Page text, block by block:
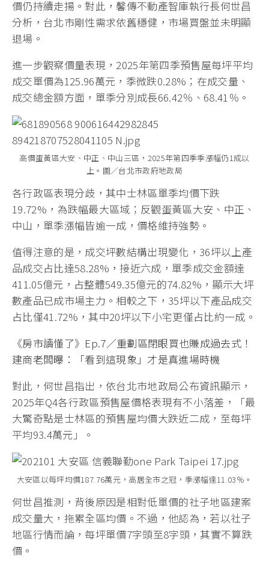
價仍持續走揚。對此，馨傳不動產智庫執行長何世昌
分析，台北市剛性需求依舊穩健，市場買盤並未明顯
退場。
進一步觀察價量表現，2025年第四季預售屋每坪平均
成交單價為125.96萬元，季微跌0.28%；在成交量、
成交總金額方面，單季分別成長66.42％、68.41％。
高價蛋黃區大安、中正、中山三區，2025年第四季季漲幅仍1成以
上。圖／台北市政府地政局
各行政區表現分歧，其中士林區單季均價下跌
19.72%，為跌幅最大區域；反觀蛋黃區大安、中正、
中山，單季漲幅皆逾一成，價格維持強勢。
值得注意的是，成交坪數結構出現變化，36坪以上產
品成交占比達58.28%，接近六成，單季成交金額達
411.05億元，占整體549.35億元的74.82%，顯示大坪
數產品已成市場主力。相較之下，35坪以下產品成交
占比僅41.72%，其中20坪以下小宅更僅占比約一成。
《房市讀懂了》Ep.7／重劃區閉眼買也賺成過去式！
建商老闆曝：「看到這現象」才是真進場時機
對此，何世昌指出，依台北市地政局公布資訊顯示，
2025年Q4各行政區預售屋價格表現有不小落差，「最
大驚奇點是士林區的預售屋均價大跌近二成，至每坪
平均93.4萬元」。
大安區以每坪均價187.76萬元，高居全市之冠，季漲幅達11.03％。
何世昌推測，背後原因是相對低單價的社子地區建案
成交量大，拖累全區均價。不過，他認為，若以社子
地區行情而論，每坪單價7字頭至8字頭，其實不算跌
價。